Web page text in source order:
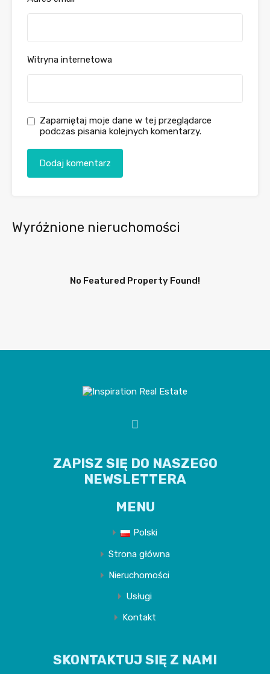
Witryna internetowa
Zapamiętaj moje dane w tej przeglądarce
podczas pisania kolejnych komentarzy.
Wyróżnione nieruchomości
No Featured Property Found!
ZAPISZ SIĘ DO NASZEGO
NEWSLETTERA
MENU
Polski
Strona główna
Nieruchomości
Usługi
Kontakt
SKONTAKTUJ SIĘ Z NAMI